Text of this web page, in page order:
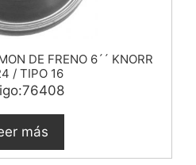
DE FRENO 6´´ KNORR
/ TIPO 16
más